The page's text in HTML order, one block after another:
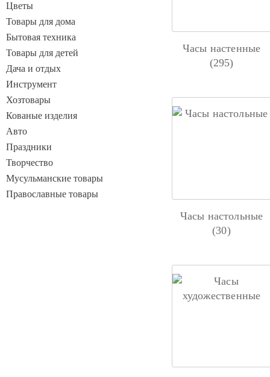
Часы настенные
(295)
Часы настольные
(30)
Цветы
Товары для дома
Бытовая техника
Товары для детей
Дача и отдых
Инструмент
Хозтовары
Кованые изделия
Авто
Праздники
Творчество
Мусульманские товары
Православные товары